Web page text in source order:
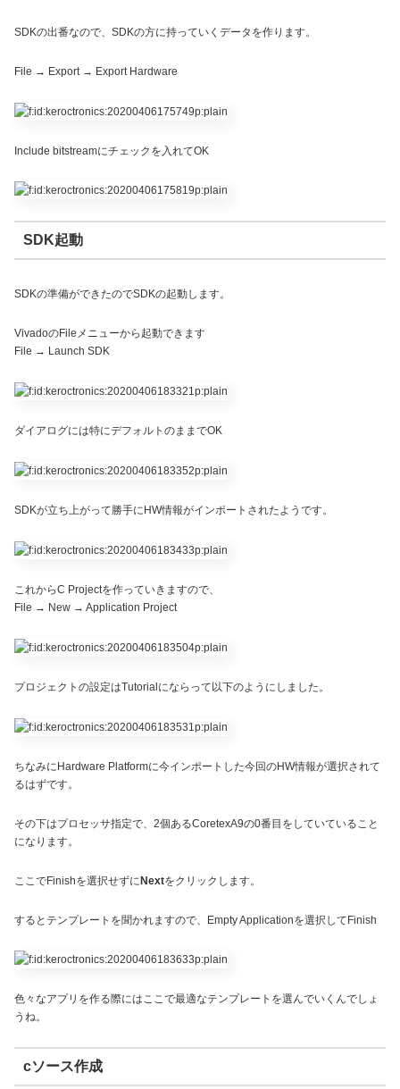
SDKの出番なので、SDKの方に持っていくデータを作ります。
File → Export → Export Hardware
Include bitstreamにチェックを入れてOK
SDK起動
SDKの準備ができたのでSDKの起動します。
VivadoのFileメニューから起動できます
File → Launch SDK
ダイアログには特にデフォルトのままでOK
SDKが立ち上がって勝手にHW情報がインポートされたようです。
これからC Projectを作っていきますので、
File → New → Application Project
プロジェクトの設定はTutorialにならって以下のようにしました。
ちなみにHardware Platformに今インポートした今回のHW情報が選択されて
るはずです。
その下はプロセッサ指定で、2個あるCoretexA9の0番目をしていていること
になります。
ここでFinishを選択せずにNextをクリックします。
するとテンプレートを聞かれますので、Empty Applicationを選択してFinish
色々なアプリを作る際にはここで最適なテンプレートを選んでいくんでしょ
うね。
cソース作成